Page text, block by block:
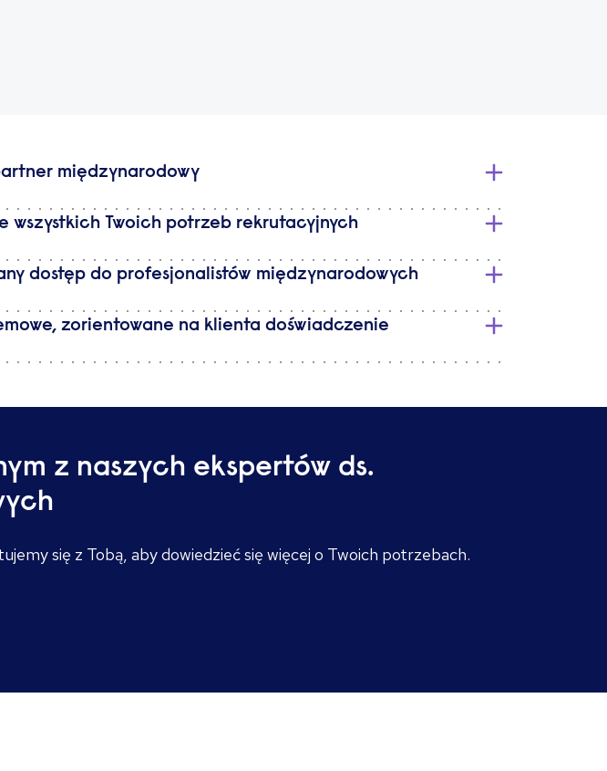
międzynarodowy
wszystkich Twoich potrzeb rekrutacyjnych
dostęp do profesjonalistów międzynarodowych
zorientowane na klienta doświadczenie
z naszych ekspertów ds.
się z Tobą, aby dowiedzieć się więcej o Twoich potrzebach.